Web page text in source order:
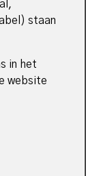
staan
in het
website